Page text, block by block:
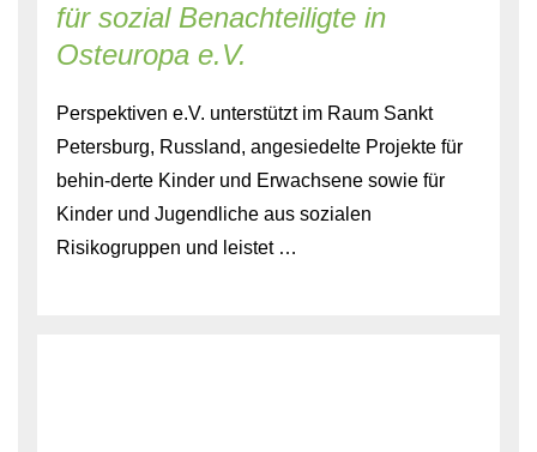
für sozial Benachteiligte in
Osteuropa e.V.
Perspektiven e.V. unterstützt im Raum Sankt
Petersburg, Russland, angesiedelte Projekte für
behin-derte Kinder und Erwachsene sowie für
Kinder und Jugendliche aus sozialen
Risikogruppen und leistet …